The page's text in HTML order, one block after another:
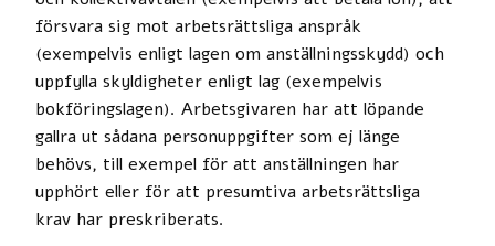
försvara sig mot arbetsrättsliga anspråk
(exempelvis enligt lagen om anställningsskydd) och
uppfylla skyldigheter enligt lag (exempelvis
bokföringslagen). Arbetsgivaren har att löpande
gallra ut sådana personuppgifter som ej länge
behövs, till exempel för att anställningen har
upphört eller för att presumtiva arbetsrättsliga
krav har preskriberats.